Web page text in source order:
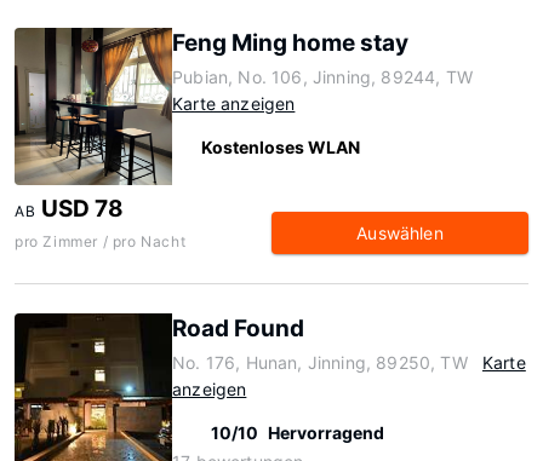
Feng Ming home stay
Pubian, No. 106, Jinning, 89244, TW
Karte anzeigen
Kostenloses WLAN
AB USD 78
pro Zimmer / pro Nacht Auswählen
Road Found
No. 176, Hunan, Jinning, 89250, TW
Karte
anzeigen
10/10 Hervorragend